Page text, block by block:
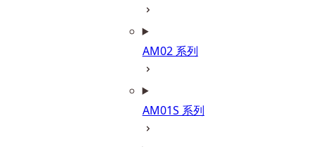
AM02 系列
AM01S 系列